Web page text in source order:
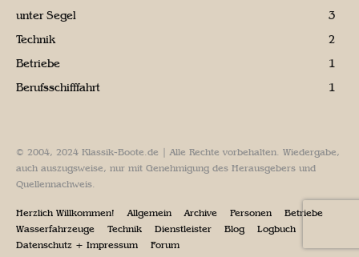
unter Segel
3
Technik
2
Betriebe
1
Berufsschifffahrt
1
© 2004, 2024 Klassik-Boote.de | Alle Rechte vorbehalten. Wiedergabe,
auch auszugsweise, nur mit Genehmigung des Herausgebers und
Quellennachweis.
Herzlich Willkommen! Allgemein Archive Personen
Betriebe
Wasserfahrzeuge
Technik Dienstleister Blog
Logbuch
Datenschutz + Impressum
Forum